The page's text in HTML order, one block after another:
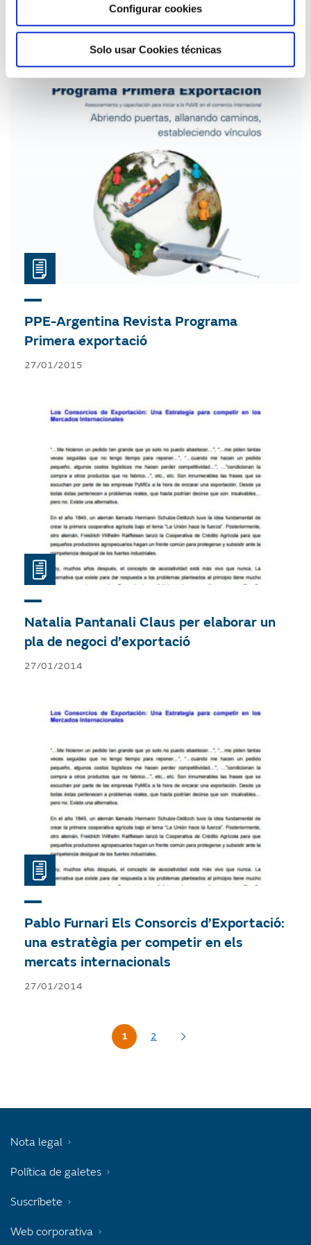
Configurar cookies
Solo usar Cookies técnicas
Recopilació de webs per a la recerca
27/01/2015
PPE-Argentina Revista Programa
Primera exportació
27/01/2015
Natalia Pantanali Claus per elaborar un
pla de negoci d’exportació
27/01/2014
Pablo Furnari Els Consorcis d’Exportació:
una estratègia per competir en els
mercats internacionals
27/01/2014
1 2
Nota legal
Política de galetes
Suscríbete
Web corporativa